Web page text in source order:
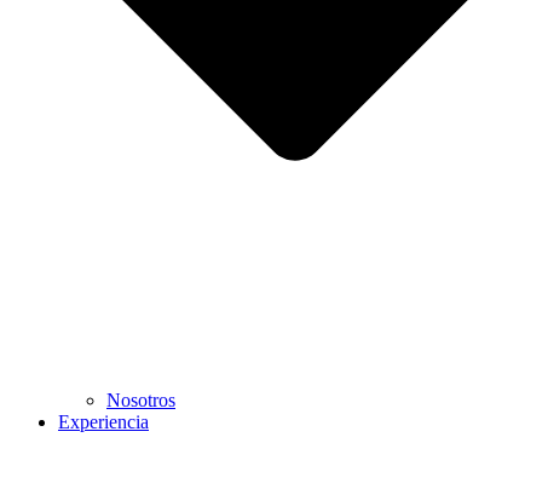
Nosotros
Experiencia